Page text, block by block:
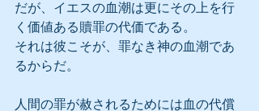
だが、イエスの血潮は更にその上を行
く価値ある贖罪の代価である。
それは彼こそが、罪なき神の血潮であ
るからだ。
人間の罪が赦されるためには血の代償